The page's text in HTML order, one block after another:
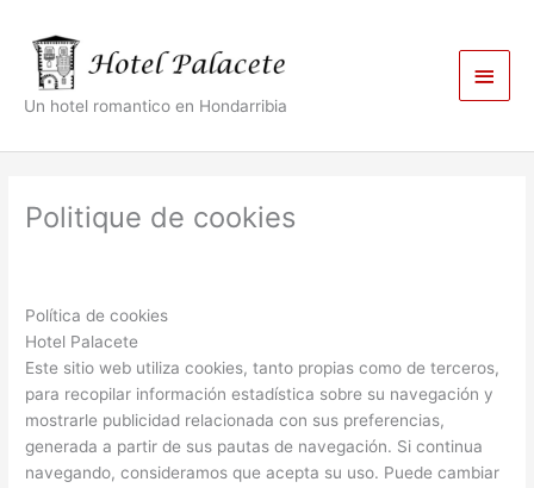
contenu
Un hotel romantico en Hondarribia
Politique de cookies
Política de cookies
Hotel Palacete
Este sitio web utiliza cookies, tanto propias como de terceros,
para recopilar información estadística sobre su navegación y
mostrarle publicidad relacionada con sus preferencias,
generada a partir de sus pautas de navegación. Si continua
navegando, consideramos que acepta su uso. Puede cambiar